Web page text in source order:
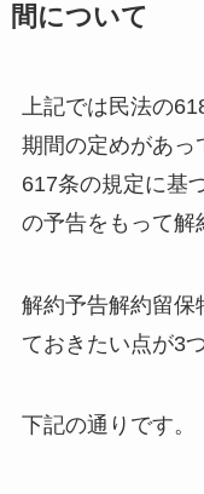
間について
上記では民法の
期間の定めがあっ
617条の規定に基
の予告をもって解
解約予告解約留保
ておきたい点が3
下記の通りです。